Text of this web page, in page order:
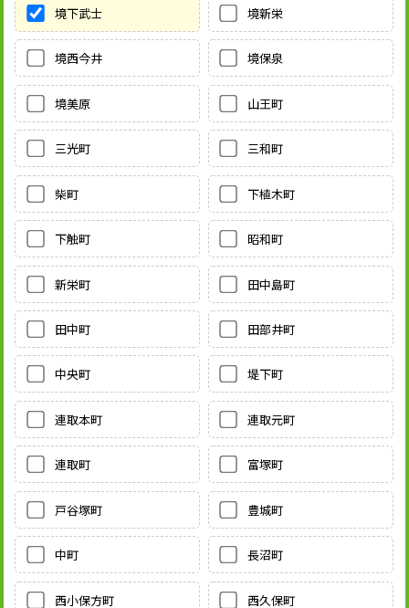
境下武士 境新栄
境西今井 境保泉
境美原 山王町
三光町 三和町
柴町 下植木町
下触町 昭和町
新栄町 田中島町
田中町 田部井町
中央町 堤下町
連取本町 連取元町
連取町 富塚町
戸谷塚町 豊城町
中町 長沼町
西小保方町 西久保町